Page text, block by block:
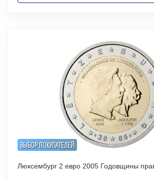
ВЫБОР ПОКУПАТЕЛЕЙ
Люксембург 2 евро 2005 Годовщины